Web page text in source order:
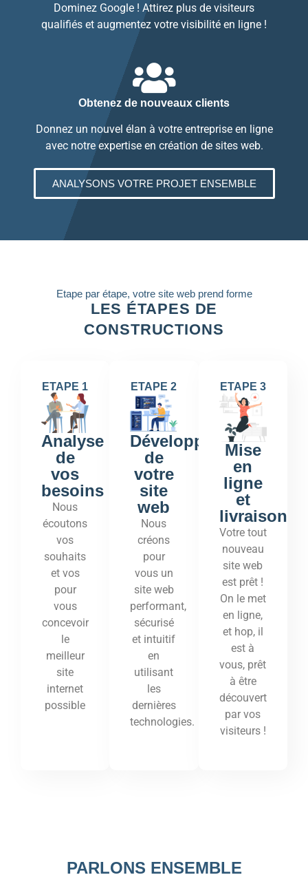
Dominez Google ! Attirez plus de visiteurs
qualifiés et augmentez votre visibilité en ligne !
Obtenez de nouveaux clients
Donnez un nouvel élan à votre entreprise en ligne
avec notre expertise en création de sites web.
ANALYSONS VOTRE PROJET ENSEMBLE
Etape par étape, votre site web prend forme
LES ÉTAPES DE
CONSTRUCTIONS
ETAPE 1
Analyse
de
vos
besoins
Nous
écoutons
vos
souhaits
et vos
pour
vous
concevoir
le
meilleur
site
internet
possible
ETAPE 2
Développement
de
votre
site
web
Nous
créons
pour
vous un
site web
performant,
sécurisé
et intuitif
en
utilisant
les
dernières
technologies.
ETAPE 3
Mise
en
ligne
et
livraison
Votre tout
nouveau
site web
est prêt !
On le met
en ligne,
et hop, il
est à
vous, prêt
à être
découvert
par vos
visiteurs !
PARLONS ENSEMBLE